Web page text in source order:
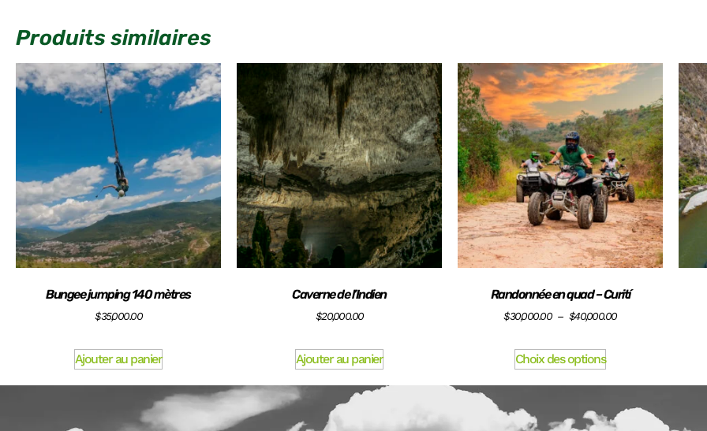
Produits similaires
Bungee jumping 140 mètres
$35,000.00
Ajouter au panier
Caverne de l’Indien
$20,000.00
Ajouter au panier
Randonnée en quad – Curití
$30,000.00 – $40,000.00
Choix des options